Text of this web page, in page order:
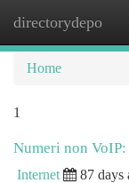
directorydepo
Home
1
Numeri non VoIP:
Internet 87 days